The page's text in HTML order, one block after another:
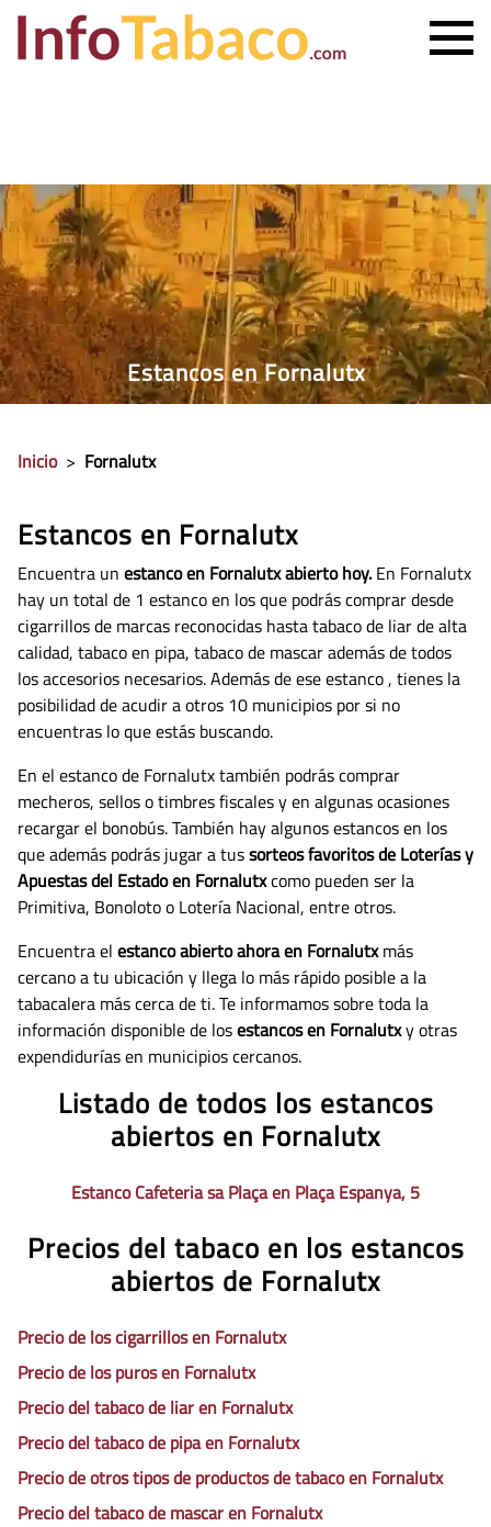
ESTANCO MÁS CERCANO
CONTACTO
Estancos en Fornalutx
Inicio > Fornalutx
Estancos en Fornalutx
Encuentra un estanco en Fornalutx abierto hoy. En Fornalutx
hay un total de 1 estanco en los que podrás comprar desde
cigarrillos de marcas reconocidas hasta tabaco de liar de alta
calidad, tabaco en pipa, tabaco de mascar además de todos
los accesorios necesarios.Además de ese estanco , tienes la
posibilidad de acudir a otros 10 municipios por si no
encuentras lo que estás buscando.
En el estanco de Fornalutx también podrás comprar
mecheros, sellos o timbres fiscales y en algunas ocasiones
recargar el bonobús. También hay algunos estancos en los
que además podrás jugar a tussorteos favoritos de Loterías y
Apuestas del Estado en Fornalutxcomo pueden ser la
Primitiva, Bonoloto o Lotería Nacional, entre otros.
Encuentra el estanco abierto ahora en Fornalutxmás
cercano a tu ubicación y llega lo más rápido posible a la
tabacalera más cerca de ti. Te informamos sobre toda la
información disponible de losestancos en Fornalutxy otras
expendidurías en municipios cercanos.
Listado de todos los estancos
abiertos en Fornalutx
Estanco Cafeteria sa Plaça en Plaça Espanya, 5
Precios del tabaco en los estancos
abiertos de Fornalutx
Precio de los cigarrillos en Fornalutx
Precio de los puros en Fornalutx
Precio del tabaco de liar en Fornalutx
Precio del tabaco de pipa en Fornalutx
Precio de otros tipos de productos de tabaco en Fornalutx
Precio del tabaco de mascar en Fornalutx